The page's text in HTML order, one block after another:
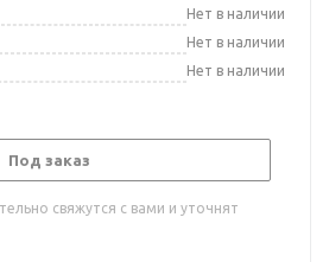
Нет в наличии
Нет в наличии
Нет в наличии
Под заказ
свяжутся с вами и уточнят